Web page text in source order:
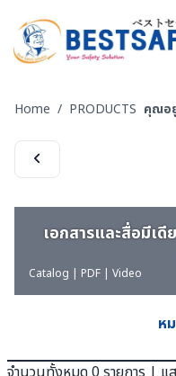
Home / PRODUCTS คุณอ
เอกสารและสื่อมีเดี
Catalog | PDF | Video
ห